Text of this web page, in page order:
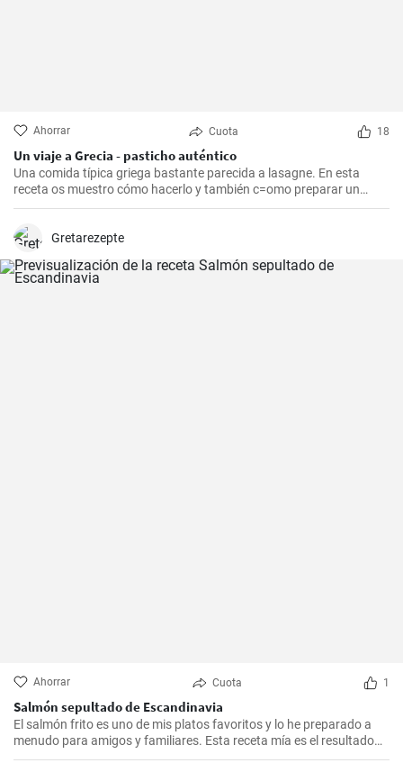
Ahorrar Cuota 18
Un viaje a Grecia - pasticho auténtico
Una comida típica griega bastante parecida a lasagne. En esta
receta os muestro cómo hacerlo y también c=omo preparar un
bechamel auténtico.
Gretarezepte
Ahorrar Cuota 1
Salmón sepultado de Escandinavia
El salmón frito es uno de mis platos favoritos y lo he preparado a
menudo para amigos y familiares. Esta receta mía es el resultado
de mucha experimentación y personalización. Lo sorprendente es